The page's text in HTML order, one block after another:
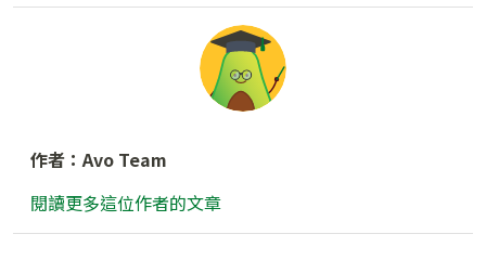
作者：Avo Team
閱讀更多這位作者的文章